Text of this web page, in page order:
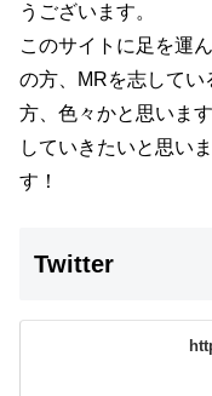
うございます。
このサイトに足を運
の方、MRを志してい
方、色々かと思います
していきたいと思い
す！
Twitter